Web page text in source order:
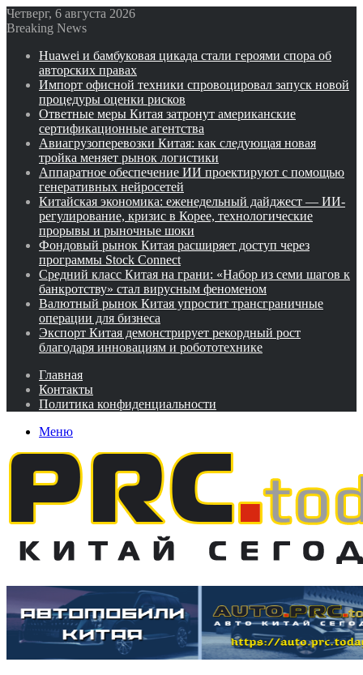
Четверг, 6 августа 2026
Breaking News
Huawei и бамбуковая цикада стали героями спора об
авторских правах
Импорт офисной техники спровоцировал запуск новой
процедуры оценки рисков
Ответные меры Китая затронут американские
сертификационные агентства
Авиагрузоперевозки Китая: как следующая новая
тройка меняет рынок логистики
Аппаратное обеспечение ИИ проектируют с помощью
генеративных нейросетей
Китайская экономика: еженедельный дайджест — ИИ-
регулирование, кризис в Корее, технологические
прорывы и рыночные шоки
Фондовый рынок Китая расширяет доступ через
программы Stock Connect
Средний класс Китая на грани: «Набор из семи шагов к
банкротству» стал вирусным феноменом
Валютный рынок Китая упростит трансграничные
операции для бизнеса
Экспорт Китая демонстрирует рекордный рост
благодаря инновациям и робототехнике
Главная
Контакты
Политика конфиденциальности
Меню